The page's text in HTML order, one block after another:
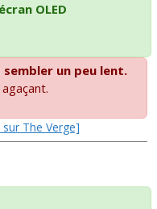
OLED
un peu lent.
The Verge]